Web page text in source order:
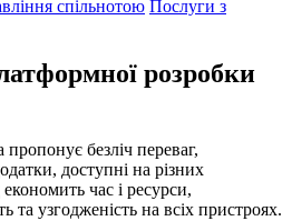
спільнотою Послуги з
розробки
безліч переваг,
доступні на різних
час і ресурси,
та узгодженість на всіх пристроях.